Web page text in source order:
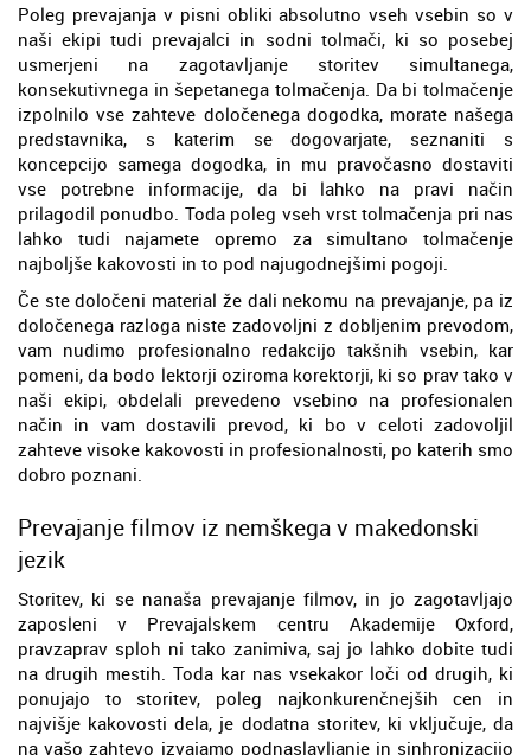
Poleg prevajanja v pisni obliki absolutno vseh vsebin so v
naši ekipi tudi prevajalci in sodni tolmači, ki so posebej
usmerjeni na zagotavljanje storitev simultanega,
konsekutivnega in šepetanega tolmačenja. Da bi tolmačenje
izpolnilo vse zahteve določenega dogodka, morate našega
predstavnika, s katerim se dogovarjate, seznaniti s
koncepcijo samega dogodka, in mu pravočasno dostaviti
vse potrebne informacije, da bi lahko na pravi način
prilagodil ponudbo. Toda poleg vseh vrst tolmačenja pri nas
lahko tudi najamete opremo za simultano tolmačenje
najboljše kakovosti in to pod najugodnejšimi pogoji.
Če ste določeni material že dali nekomu na prevajanje, pa iz
določenega razloga niste zadovoljni z dobljenim prevodom,
vam nudimo profesionalno redakcijo takšnih vsebin, kar
pomeni, da bodo lektorji oziroma korektorji, ki so prav tako v
naši ekipi, obdelali prevedeno vsebino na profesionalen
način in vam dostavili prevod, ki bo v celoti zadovoljil
zahteve visoke kakovosti in profesionalnosti, po katerih smo
dobro poznani.
Prevajanje filmov iz nemškega v makedonski
jezik
Storitev, ki se nanaša prevajanje filmov, in jo zagotavljajo
zaposleni v Prevajalskem centru Akademije Oxford,
pravzaprav sploh ni tako zanimiva, saj jo lahko dobite tudi
na drugih mestih. Toda kar nas vsekakor loči od drugih, ki
ponujajo to storitev, poleg najkonkurenčnejših cen in
najvišje kakovosti dela, je dodatna storitev, ki vključuje, da
na vašo zahtevo izvajamo podnaslavljanje in sinhronizacijo